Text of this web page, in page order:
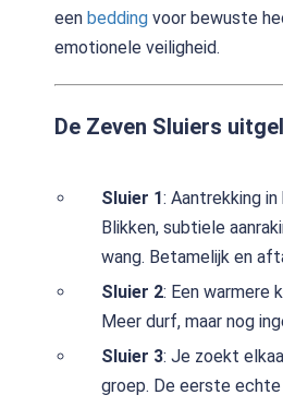
een bedding voor bewuste
emotionele veiligheid.
De Zeven Sluiers
Sluier 1: Aantrekking
Blikken, subtiele
wang. Betamelijk en
Sluier 2: Een warmere
Meer durf, maar nog
Sluier 3: Je zoekt
groep. De eerste